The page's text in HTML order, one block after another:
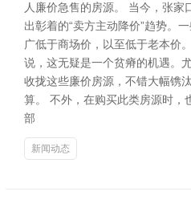
人廉价急售的房源。 当今，张
出彰着的“卖方主动降价”趋势。
广低于商场价，以至低于老本价
说，这无疑是一个贫瘠的机遇。
收拢这些廉价房源，不错大幅镌
算。 不外，在购买此类房源时，
部
新闻动态